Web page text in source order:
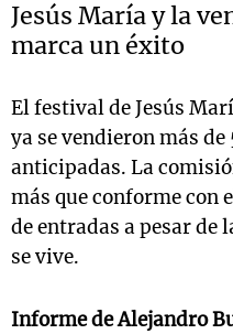
Jesús María y la
marca un éxito
El festival de Jesús
ya se vendieron más
anticipadas. La
más que conforme con
de entradas a pesar de
se vive.
Informe de Alejandro